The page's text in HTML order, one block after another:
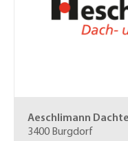
Aeschlimann
3400 Burgdorf